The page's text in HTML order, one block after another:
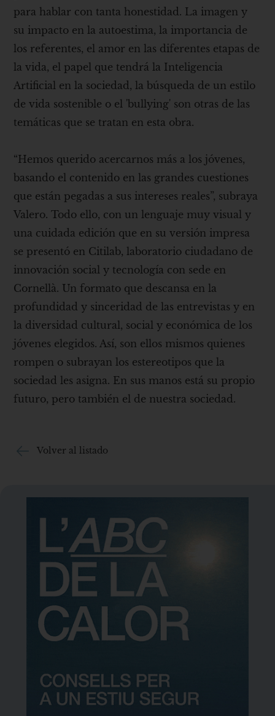
para hablar con tanta honestidad. La imagen y
su impacto en la autoestima, la importancia de
los referentes, el amor en las diferentes etapas de
la vida, el papel que tendrá la Inteligencia
Artificial en la sociedad, la búsqueda de un estilo
de vida sostenible o el 'bullying' son otras de las
temáticas que se tratan en esta obra.
“Hemos querido acercarnos más a los jóvenes,
basando el contenido en las grandes cuestiones
que están pegadas a sus intereses reales”, subraya
Valero. Todo ello, con un lenguaje muy visual y
una cuidada edición que en su versión impresa
se presentó en Citilab, laboratorio ciudadano de
innovación social y tecnología con sede en
Cornellà. Un formato que descansa en la
profundidad y sinceridad de las entrevistas y en
la diversidad cultural, social y económica de los
jóvenes elegidos. Así, son ellos mismos quienes
rompen o subrayan los estereotipos que la
sociedad les asigna. En sus manos está su propio
futuro, pero también el de nuestra sociedad.
Volver al listado